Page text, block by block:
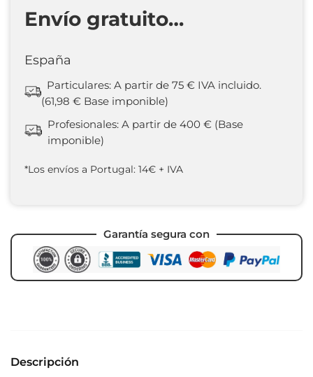
Envío gratuito…
España
Particulares: A partir de 75 € IVA incluido.
(61,98 € Base imponible)
Profesionales: A partir de 400 € (Base
imponible)
*Los envíos a Portugal: 14€ + IVA
Garantía segura con
Descripción